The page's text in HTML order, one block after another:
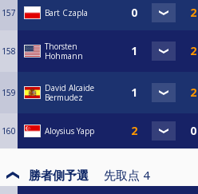
157 Bart Czapla
158
Thorsten
Hohmann
159
David Alcaide
Bermudez
160 Aloysius Yapp
勝者側予選 先取点 4